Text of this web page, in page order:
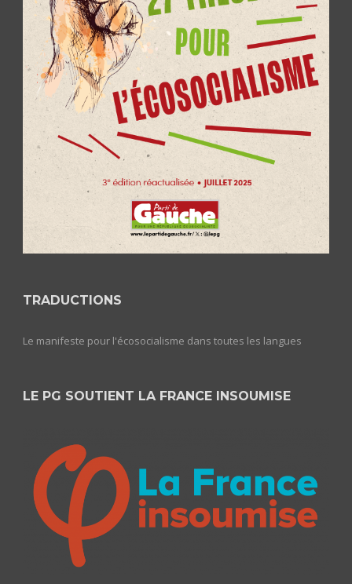
TRADUCTIONS
Le manifeste pour l'écosocialisme dans toutes les langues
LE PG SOUTIENT LA FRANCE INSOUMISE